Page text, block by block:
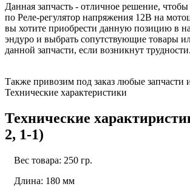
Данная запчасть - отличное решение,
по Реле-регулятор напряжения 12В на
вы хотите приобрести данную позицию в
эндуро и выбрать сопутствующие товары
данной запчасти, если возникнут трудности.
Также привозим под заказ любые
Технические характеристики
Технические
2, 1-1)
Вес товара: 250 гр.
Длина: 180 мм